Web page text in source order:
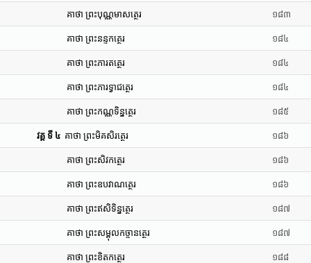
គាថា ព្រះបុណ្ណមាសត្ថេរ ១៨៣
គាថា ព្រះនន្ទកត្ថេរ ១៨៤
គាថា ព្រះភារតត្ថេរ ១៨៤
គាថា ព្រះភារទ្វាជត្ថេរ ១៨៤
គាថា ព្រះកណ្ណទិន្នត្ថេរ ១៨៥
វគ្គ ទី ៤ គាថា ព្រះមិគសិរត្ថេរ ១៨៦
គាថា ព្រះសិវកត្ថេរ ១៨៦
គាថា ព្រះឧបវាណត្ថេរ ១៨៦
គាថា ព្រះឥសិទិន្នត្ថេរ ១៨៧
គាថា ព្រះសម្ពុលកច្ចានត្ថេរ ១៨៧
គាថា ព្រះខិតកត្ថេរ ១៨៨